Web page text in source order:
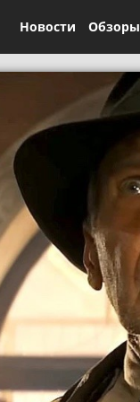
Новости Обзоры